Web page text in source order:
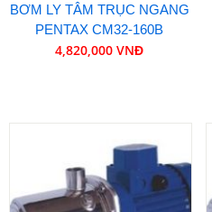
BƠM LY TÂM TRỤC NGANG
PENTAX CM32-160B
4,820,000 VNĐ